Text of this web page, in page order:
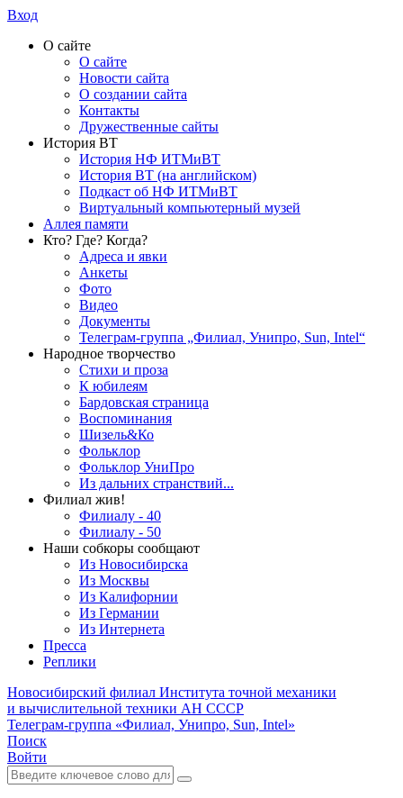
Вход
О сайте
О сайте
Новости сайта
О создании сайта
Контакты
Дружественные сайты
История ВТ
История НФ ИТМиВТ
История ВТ (на английском)
Подкаст об НФ ИТМиВТ
Виртуальный компьютерный музей
Аллея памяти
Кто? Где? Когда?
Адреса и явки
Анкеты
Фото
Видео
Документы
Телеграм-группа „Филиал, Унипро, Sun, Intel“
Народное творчество
Стихи и проза
К юбилеям
Бардовская страница
Воспоминания
Шизель&Ко
Фольклор
Фольклор УниПро
Из дальних странствий...
Филиал жив!
Филиалу - 40
Филиалу - 50
Наши собкоры сообщают
Из Новосибирска
Из Москвы
Из Калифорнии
Из Германии
Из Интернета
Пресса
Реплики
Новосибирский филиал Института точной механики
и вычислительной техники АН СССР
Телеграм-группа «Филиал, Унипро, Sun, Intel»
Поиск
Войти